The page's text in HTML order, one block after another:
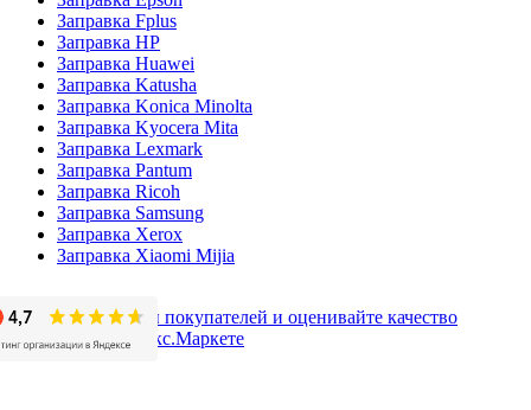
Заправка Fplus
Заправка HP
Заправка Huawei
Заправка Katusha
Заправка Konica Minolta
Заправка Kyocera Mita
Заправка Lexmark
Заправка Pantum
Заправка Ricoh
Заправка Samsung
Заправка Xerox
Заправка Xiaomi Mijia